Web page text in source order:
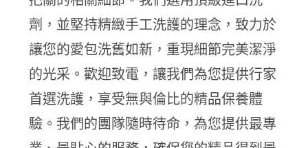
劑，並堅持精緻手工洗護的理念，致力於
讓您的愛包洗舊如新，重現細節完美潔淨
的光采。歡迎致電，讓我們為您提供行家
首選洗護，享受無與倫比的精品保養體
驗。我們的團隊隨時待命，為您提供最專